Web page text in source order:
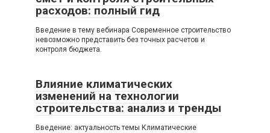
расходов: полный гид
Введение в тему вебинара Современное строительство
невозможно представить без точных расчетов и
контроля бюджета.
Влияние климатических
изменений на технологии
строительства: анализ и тренды
Введение: актуальность темы Климатические